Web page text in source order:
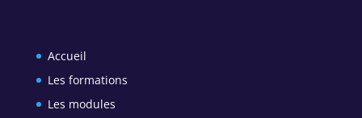
Accueil
Les formations
Les modules